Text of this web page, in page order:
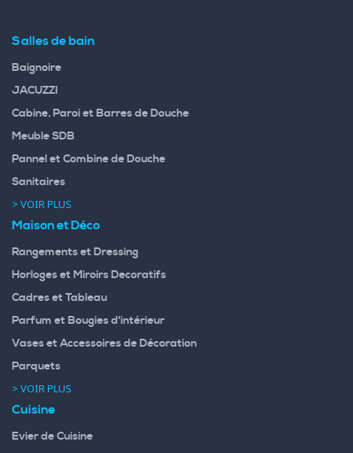
Salles de bain
Baignoire
JACUZZI
Cabine, Paroi et Barres de Douche
Meuble SDB
Pannel et Combine de Douche
Sanitaires
> VOIR PLUS
Maison et Déco
Rangements et Dressing
Horloges et Miroirs Decoratifs
Cadres et Tableau
Parfum et Bougies d'intérieur
Vases et Accessoires de Décoration
Parquets
> VOIR PLUS
Cuisine
Evier de Cuisine